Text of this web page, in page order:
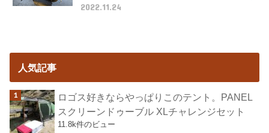
2022.11.24
人気記事
ロゴス好きならやっぱりこのテント。PANEL
スクリーンドゥーブル XLチャレンジセット
11.8k件のビュー